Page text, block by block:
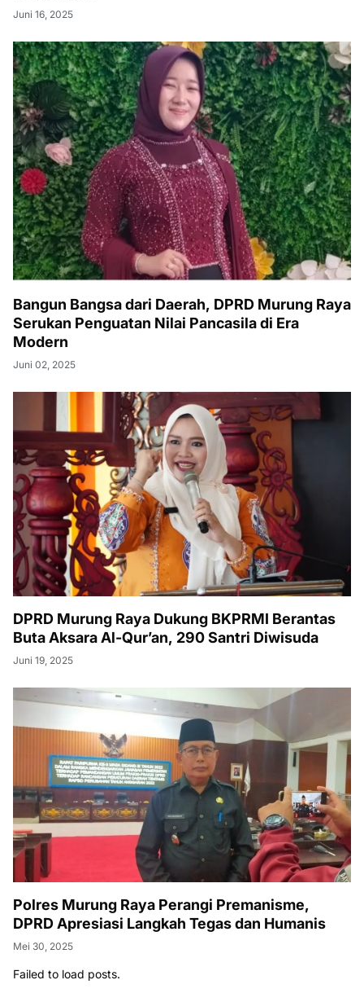
Juni 16, 2025
Bangun Bangsa dari Daerah, DPRD Murung Raya
Serukan Penguatan Nilai Pancasila di Era
Modern
Juni 02, 2025
DPRD Murung Raya Dukung BKPRMI Berantas
Buta Aksara Al-Qur’an, 290 Santri Diwisuda
Juni 19, 2025
Polres Murung Raya Perangi Premanisme,
DPRD Apresiasi Langkah Tegas dan Humanis
Mei 30, 2025
Failed to load posts.